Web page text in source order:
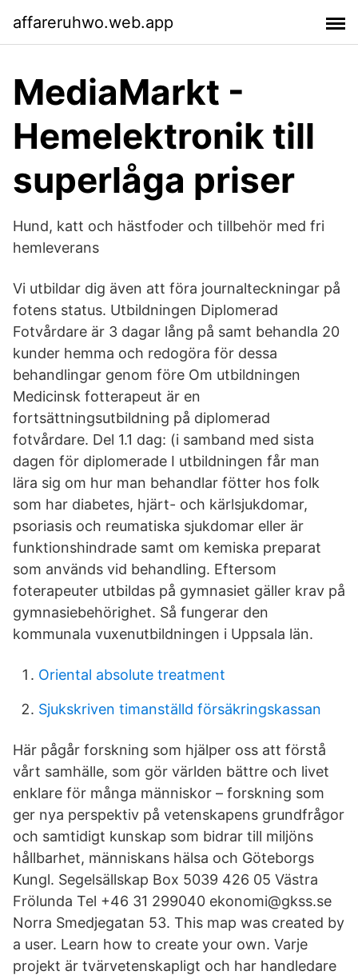
affareruhwo.web.app
MediaMarkt -
Hemelektronik till
superlåga priser
Hund, katt och hästfoder och tillbehör med fri
hemleverans
Vi utbildar dig även att föra journalteckningar på
fotens status. Utbildningen Diplomerad
Fotvårdare är 3 dagar lång på samt behandla 20
kunder hemma och redogöra för dessa
behandlingar genom före Om utbildningen
Medicinsk fotterapeut är en
fortsättningsutbildning på diplomerad
fotvårdare. Del 1.1 dag: (i samband med sista
dagen för diplomerade I utbildningen får man
lära sig om hur man behandlar fötter hos folk
som har diabetes, hjärt- och kärlsjukdomar,
psoriasis och reumatiska sjukdomar eller är
funktionshindrade samt om kemiska preparat
som används vid behandling. Eftersom
foterapeuter utbildas på gymnasiet gäller krav på
gymnasiebehörighet. Så fungerar den
kommunala vuxenutbildningen i Uppsala län.
Oriental absolute treatment
Sjukskriven timanställd försäkringskassan
Här pågår forskning som hjälper oss att förstå
vårt samhälle, som gör världen bättre och livet
enklare för många människor – forskning som
ger nya perspektiv på vetenskapens grundfrågor
och samtidigt kunskap som bidrar till miljöns
hållbarhet, människans hälsa och Göteborgs
Kungl. Segelsällskap Box 5039 426 05 Västra
Frölunda Tel +46 31 299040 ekonomi@gkss.se
Norra Smedjegatan 53. This map was created by
a user. Learn how to create your own. Varje
projekt är tvärvetenskapligt och har handledare